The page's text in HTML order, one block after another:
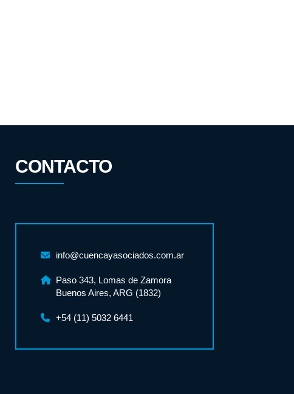
CONTACTO
info@cuencayasociados.com.ar
Paso 343, Lomas de Zamora
Buenos Aires, ARG (1832)
+54 (11) 5032 6441